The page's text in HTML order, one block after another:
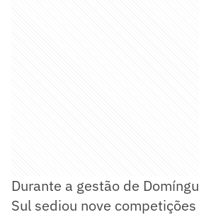
Durante a gestão de
Sul sediou nove